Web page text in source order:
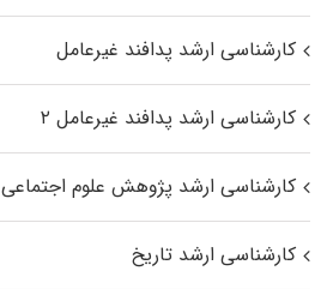
کارشناسی ارشد پدافند غیرعامل
کارشناسی ارشد پدافند غیرعامل ۲
کارشناسی ارشد پژوهش علوم اجتماعی
کارشناسی ارشد تاریخ